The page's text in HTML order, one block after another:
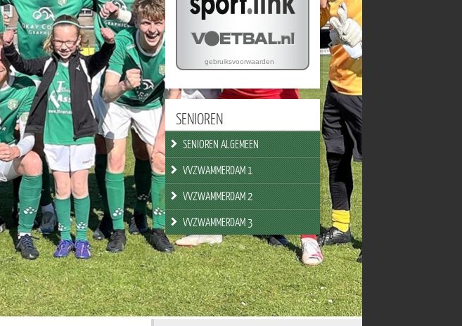
SENIOREN
SENIOREN ALGEMEEN
VVZWAMMERDAM 1
VVZWAMMERDAM 2
VVZWAMMERDAM 3